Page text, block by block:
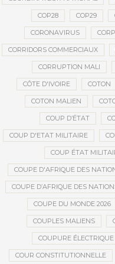
COP28 COP29
CORONAVIRUS
CORRIDORS COMMERCIAUX
CORRUPTION MALI
CÔTE D'IVOIRE COTON
COTON MALIEN
COUP D’ÉTAT
COUP D'ETAT MILITAIRE
COUP ÉTAT
COUPE D'AFRIQUE DES
COUPE D’AFRIQUE DES
COUPE DU MONDE 2026
COUPLES MALIENS
COUPURE ÉLECTRIQUE
COUR CONSTITUTIONNELLE